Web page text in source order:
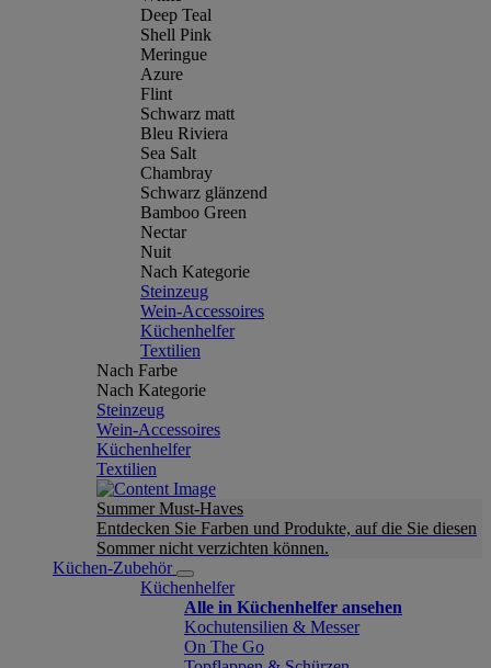
Deep Teal
Shell Pink
Meringue
Azure
Flint
Schwarz matt
Bleu Riviera
Sea Salt
Chambray
Schwarz glänzend
Bamboo Green
Nectar
Nuit
Nach Kategorie
Steinzeug
Wein-Accessoires
Küchenhelfer
Textilien
Nach Farbe
Nach Kategorie
Steinzeug
Wein-Accessoires
Küchenhelfer
Textilien
Summer Must-Haves
Entdecken Sie Farben und Produkte, auf die Sie diesen
Sommer nicht verzichten können.
Küchen-Zubehör
Küchenhelfer
Alle in Küchenhelfer ansehen
Kochutensilien & Messer
On The Go